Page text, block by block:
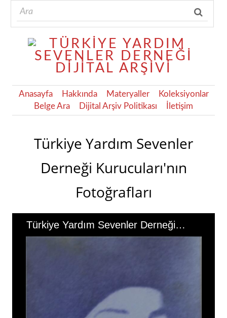
Anasayfa Hakkında Materyaller
Koleksiyonlar
Belge Ara
Dijital Arşiv Politikası İletişim
Türkiye Yardım Sevenler
Derneği Kurucuları'nın
Fotoğrafları